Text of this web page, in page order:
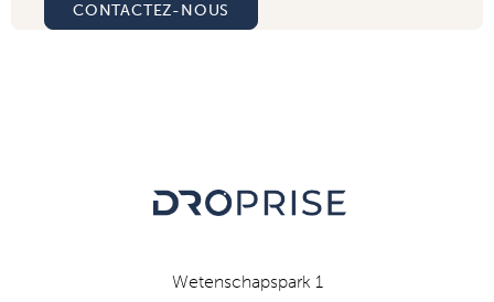
CONTACTEZ-NOUS
Wetenschapspark 1